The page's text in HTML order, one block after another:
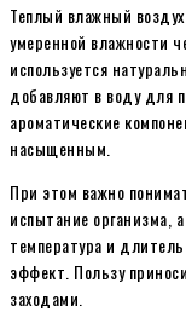
Теплый влажный
умеренной влажности
используется
добавляют в воду для
ароматические
насыщенным.
При этом важно
испытание организма,
температура и
эффект. Пользу
заходами.